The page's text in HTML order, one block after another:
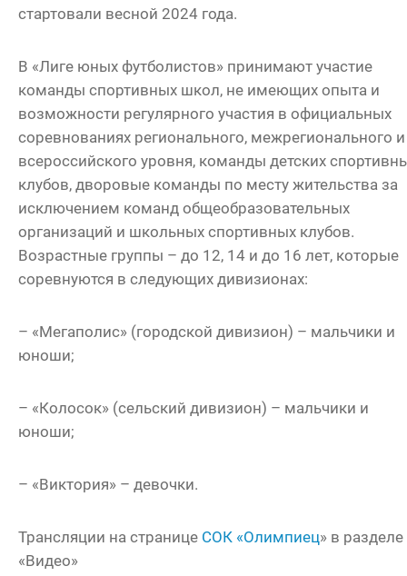
стартовали весной 2024 года.
В «Лиге юных футболистов» принимают участие
команды спортивных школ, не имеющих опыта и
возможности регулярного участия в официальных
соревнованиях регионального, межрегионального и
всероссийского уровня, команды детских
клубов, дворовые команды по месту жительства за
исключением команд общеобразовательных
организаций и школьных спортивных клубов.
Возрастные группы – до 12, 14 и до 16 лет, которые
соревнуются в следующих дивизионах:
– «Мегаполис» (городской дивизион) – мальчики и
юноши;
– «Колосок» (сельский дивизион) – мальчики и
юноши;
– «Виктория» – девочки.
Трансляции на странице СОК «Олимпиец» в разделе
«Видео»